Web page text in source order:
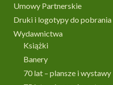
Umowy Partnerskie
Druki i logotypy do pobrania
Wydawnictwa
Książki
Banery
70 lat – plansze i wystawy